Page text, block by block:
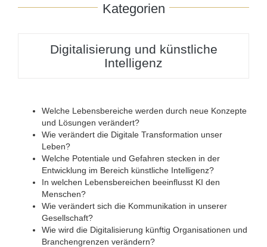
Kategorien
Digitalisierung und künstliche
Intelligenz
Welche Lebensbereiche werden durch neue Konzepte
und Lösungen verändert?
Wie verändert die Digitale Transformation unser
Leben?
Welche Potentiale und Gefahren stecken in der
Entwicklung im Bereich künstliche Intelligenz?
In welchen Lebensbereichen beeinflusst KI den
Menschen?
Wie verändert sich die Kommunikation in unserer
Gesellschaft?
Wie wird die Digitalisierung künftig Organisationen und
Branchengrenzen verändern?